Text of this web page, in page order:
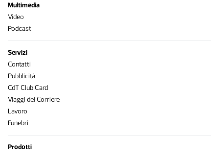
Multimedia
Video
Podcast
Servizi
Contatti
Pubblicità
CdT Club Card
Viaggi del Corriere
Lavoro
Funebri
Prodotti